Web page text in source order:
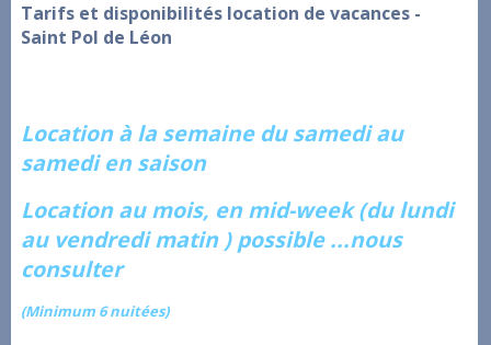
Tarifs et disponibilités location de vacances -
Saint Pol de Léon
Location à la semaine du samedi au
samedi en saison
Location au mois, en mid-week (du lundi
au vendredi matin ) possible ...nous
consulter
(Minimum 6 nuitées)